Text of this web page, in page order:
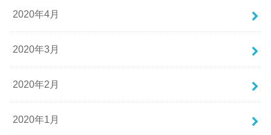
2020年4月
2020年3月
2020年2月
2020年1月